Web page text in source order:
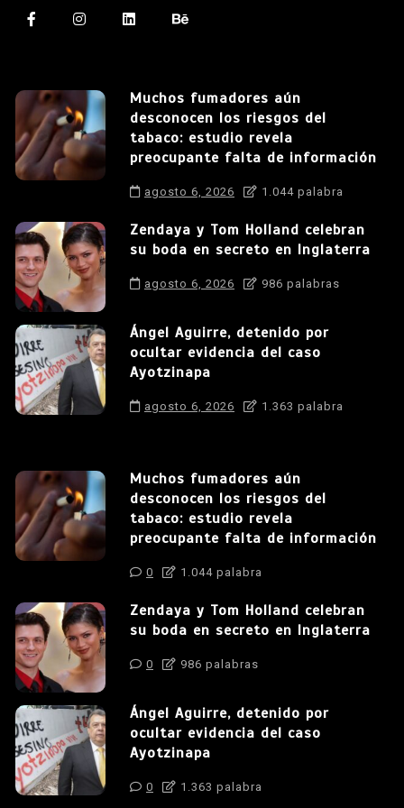
Muchos fumadores aún
desconocen los riesgos del
tabaco: estudio revela
preocupante falta de información
agosto 6, 2026 1.044 palabra
Zendaya y Tom Holland celebran
su boda en secreto en Inglaterra
agosto 6, 2026 986 palabras
Ángel Aguirre, detenido por
ocultar evidencia del caso
Ayotzinapa
agosto 6, 2026 1.363 palabra
Muchos fumadores aún
desconocen los riesgos del
tabaco: estudio revela
preocupante falta de información
0 1.044 palabra
Zendaya y Tom Holland celebran
su boda en secreto en Inglaterra
0 986 palabras
Ángel Aguirre, detenido por
ocultar evidencia del caso
Ayotzinapa
0 1.363 palabra